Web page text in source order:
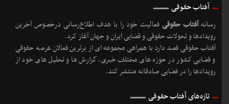
آفتاب حقوقی
رسانهآفتاب حقوقیفعالیت خود را با هدف اطلاع‌رسانی درخصوص آخرین
رویدادها و تحولات حقوقی و قضایی ایران و جهان آغاز کرد.
آفتاب حقوقی قصد دارد با همراهی مجموعه ای از برترین فعالان عرصه حقوقی
و قضایی کشور در حوزه های مختلف خبری، گزارش ها و تحلیل های خود از
رویدادها را در فضایی صادقانه منتشر کند.
تازه‌های آفتاب حقوقی